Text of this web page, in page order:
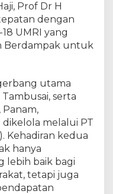
Prof Dr H
dengan
UMRI yang
Berdampak untuk
utama
serta
Panam,
melalui PT
Kehadiran kedua
hanya
lebih baik bagi
tetapi juga